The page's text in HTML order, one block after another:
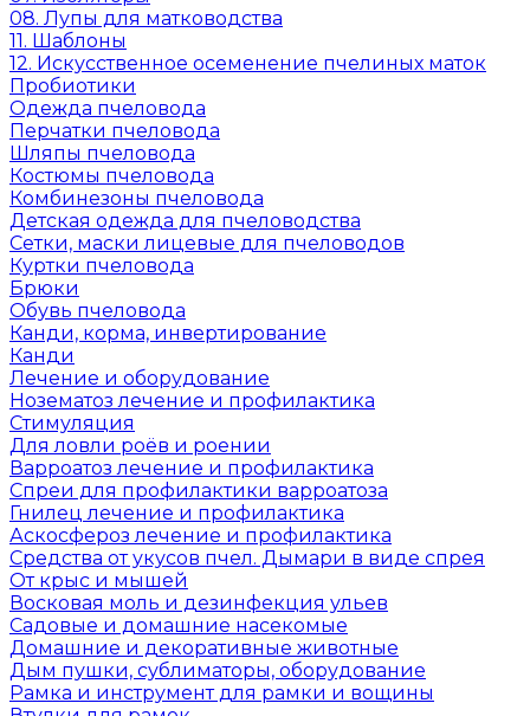
08. Лупы для матководства
11. Шаблоны
12. Искусственное осеменение пчелиных маток
Пробиотики
Одежда пчеловода
Перчатки пчеловода
Шляпы пчеловода
Костюмы пчеловода
Комбинезоны пчеловода
Детская одежда для пчеловодства
Сетки, маски лицевые для пчеловодов
Куртки пчеловода
Брюки
Обувь пчеловода
Канди, корма, инвертирование
Канди
Лечение и оборудование
Нозематоз лечение и профилактика
Стимуляция
Для ловли роёв и роении
Варроатоз лечение и профилактика
Спреи для профилактики варроатоза
Гнилец лечение и профилактика
Аскосфероз лечение и профилактика
Средства от укусов пчел. Дымари в виде спрея
От крыс и мышей
Восковая моль и дезинфекция ульев
Садовые и домашние насекомые
Домашние и декоративные животные
Дым пушки, сублиматоры, оборудование
Рамка и инструмент для рамки и вощины